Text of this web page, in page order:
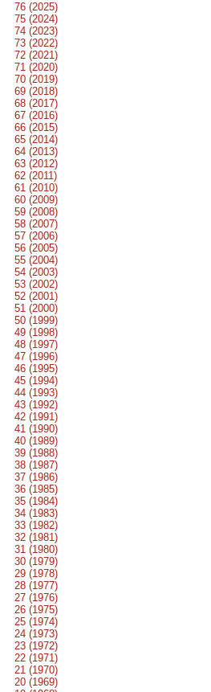
76 (2025)
75 (2024)
74 (2023)
73 (2022)
72 (2021)
71 (2020)
70 (2019)
69 (2018)
68 (2017)
67 (2016)
66 (2015)
65 (2014)
64 (2013)
63 (2012)
62 (2011)
61 (2010)
60 (2009)
59 (2008)
58 (2007)
57 (2006)
56 (2005)
55 (2004)
54 (2003)
53 (2002)
52 (2001)
51 (2000)
50 (1999)
49 (1998)
48 (1997)
47 (1996)
46 (1995)
45 (1994)
44 (1993)
43 (1992)
42 (1991)
41 (1990)
40 (1989)
39 (1988)
38 (1987)
37 (1986)
36 (1985)
35 (1984)
34 (1983)
33 (1982)
32 (1981)
31 (1980)
30 (1979)
29 (1978)
28 (1977)
27 (1976)
26 (1975)
25 (1974)
24 (1973)
23 (1972)
22 (1971)
21 (1970)
20 (1969)